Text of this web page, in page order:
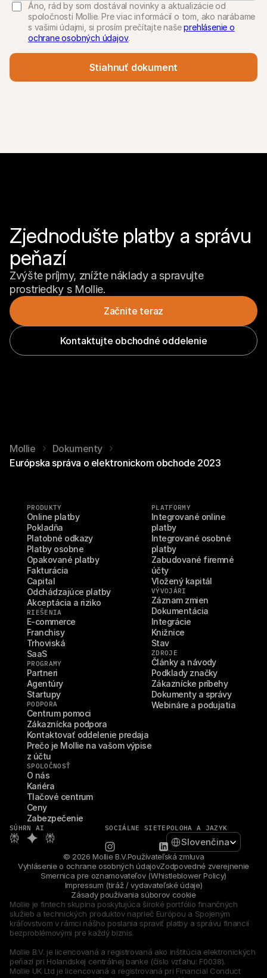
Áno, rád by som dostával novinky a aktualizácie od
spoločnosti Mollie. Pre viac informácií o tom, ako narábame
s vašimi údajmi, si prosím prečítajte našeprehlásenie o
ochrane osobných údajov.
Stiahnuť dokument
Zjednodušte platby a správu
peňazí
Zvýšte príjmy, znížte náklady a spravujte
prostriedky s Mollie.
Začnite teraz
Kontaktujte obchodné oddelenie
Mollie
Dokumenty
Európska správa o elektronickom obchode 2023
PRODUKTY
Online platby
Pokladňa
Platobné odkazy
Platby osobne
Opakované platby
Fakturácia
Capital
Odchádzajúce platby
Akceptácia a riziko
RIEŠENIA
E-commerce
Franchisy
Trhoviská
SaaS
PROGRAMY
Partneri
Agentúry
Startupy
PODPORA
Centrum pomoci
Zákaznícka podpora
Kontaktovať oddelenie predaja
Prečo je Mollie na vašom výpise
z účtu
SPOLOČNOSŤ
O nás
Kariéra
Tlačové centrum
Ceny
Zabezpečenie
PLATFORMY
Integrované online
platby
Integrované osobné
platby
Zabudované firemné
účty
Vložený kapitál
VÝVOJÁRI
Záznam zmien
Dokumentácia
Integrácie
Knižnice
Stav
ZDROJE
Články a návody
Podklady značky
Zákaznícke príbehy
Dokumenty a správy
Webináre a podujatia
SÚHRN AI SOCIÁLNE SIETE POLOHA A JAZYK
Select Language
Slovenčina
© 2026 Mollie B.V.Používateľská zmluva
Vyhlásenie o ochrane osobných údajovZodpovedné zverejnenie
Smernica pre oznamovateľov (Whistleblower Policy)
Impressum (tiráž / vydavateľské údaje)
Zásady používania súborov cookie
Mollie je fintech skupina poskytujúca široké portfólio finančných
služieb a technických produktov naprieč Európou a Spojeným
kráľovstvom v rámci nášho poslania spraviť platby a správu financií
bezproblémovými pre každý biznis.
Mollie B.V. je licencovaná a registrovaná ako inštitúcia elektronických
peňazí pri Holandskej centrálnej banke (číslo vzťahu: F0038).
Mollie UK Ltd je licencovaná a registrovaná pri Financial Conduct